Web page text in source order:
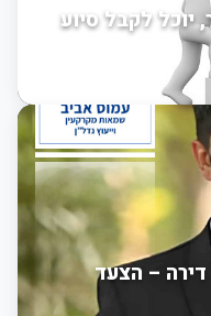
יוכל לקבל סיוע
דירה – הצעד